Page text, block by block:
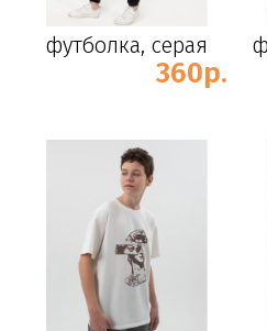
футболка, серая
360р.